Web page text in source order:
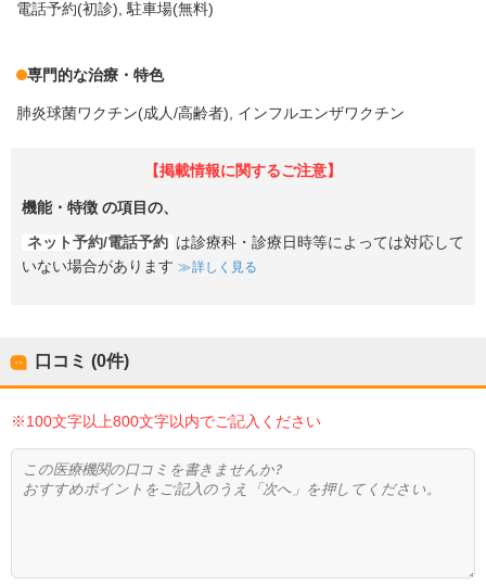
電話予約(初診) 駐車場(無料)
専門的な治療・特色
肺炎球菌ワクチン(成人/高齢者) インフルエンザワクチン
【掲載情報に関するご注意】
機能・特徴 の項目の、
ネット予約/電話予約 は診療科・診療日時等によっては対応して
いない場合があります
詳しく見る
口コミ (0件)
※100文字以上800文字以内でご記入ください